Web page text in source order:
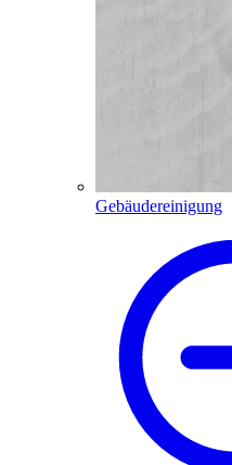
Gebäudereinigung